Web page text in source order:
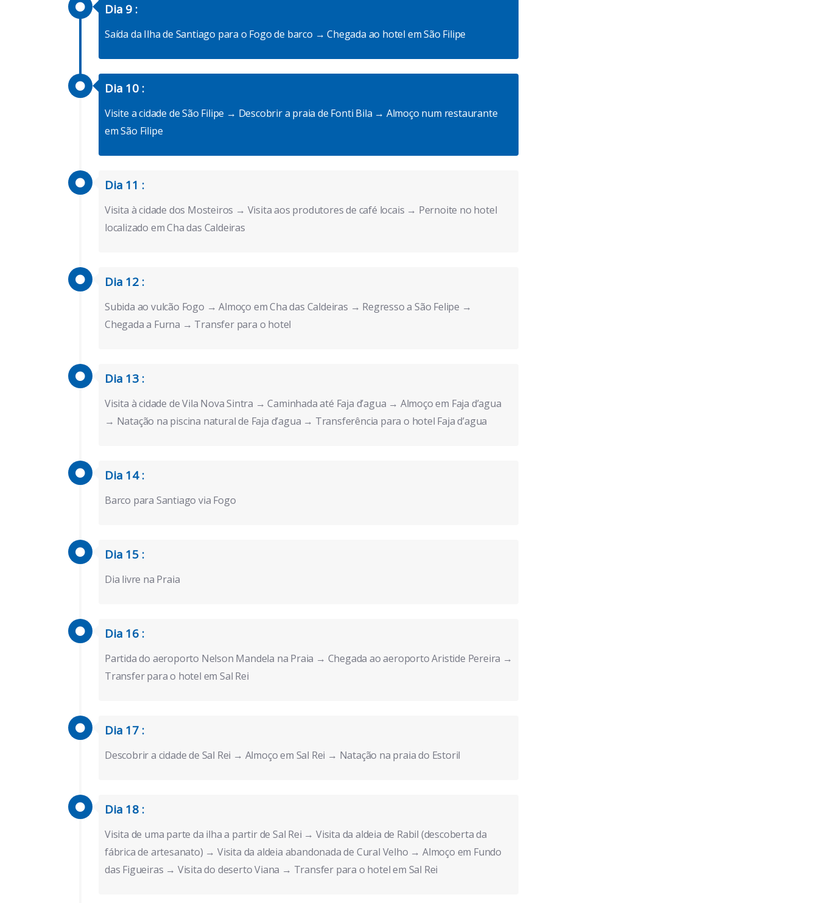
Dia 9 :
Saída da Ilha de Santiago para o Fogo de barco → Chegada ao hotel em São Filipe
Dia 10 :
Visite a cidade de São Filipe → Descobrir a praia de Fonti Bila → Almoço num restaurante
em São Filipe
Dia 11 :
Visita à cidade dos Mosteiros → Visita aos produtores de café locais → Pernoite no hotel
localizado em Cha das Caldeiras
Dia 12 :
Subida ao vulcão Fogo → Almoço em Cha das Caldeiras → Regresso a São Felipe →
Chegada a Furna → Transfer para o hotel
Dia 13 :
Visita à cidade de Vila Nova Sintra → Caminhada até Faja d’agua → Almoço em Faja d’agua
→ Natação na piscina natural de Faja d’agua → Transferência para o hotel Faja d’agua
Dia 14 :
Barco para Santiago via Fogo
Dia 15 :
Dia livre na Praia
Dia 16 :
Partida do aeroporto Nelson Mandela na Praia → Chegada ao aeroporto Aristide Pereira →
Transfer para o hotel em Sal Rei
Dia 17 :
Descobrir a cidade de Sal Rei → Almoço em Sal Rei → Natação na praia do Estoril
Dia 18 :
Visita de uma parte da ilha a partir de Sal Rei → Visita da aldeia de Rabil (descoberta da
fábrica de artesanato) → Visita da aldeia abandonada de Cural Velho → Almoço em Fundo
das Figueiras → Visita do deserto Viana → Transfer para o hotel em Sal Rei